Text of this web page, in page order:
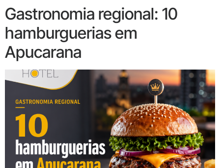
Gastronomia regional: 10
hamburguerias em
Apucarana